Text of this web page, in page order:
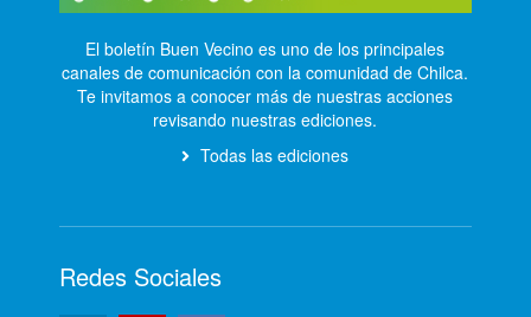
El boletín Buen Vecino es uno de los principales
canales de comunicación con la comunidad de Chilca.
Te invitamos a conocer más de nuestras acciones
revisando nuestras ediciones.
Todas las ediciones
Redes Sociales